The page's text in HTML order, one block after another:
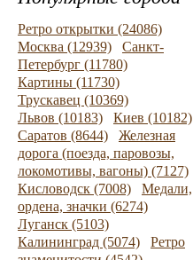
Ретро открытки (24086)
Москва (12939)
Санкт-
Петербург (11780)
Картины (11730)
Трускавец (10369)
Львов (10183)
Киев (10182)
Саратов (8644)
Железная
дорога (поезда, паровозы,
локомотивы, вагоны) (7127)
Кисловодск (7008)
Медали,
ордена, значки (6274)
Луганск (5103)
Калининград (5074)
Ретро